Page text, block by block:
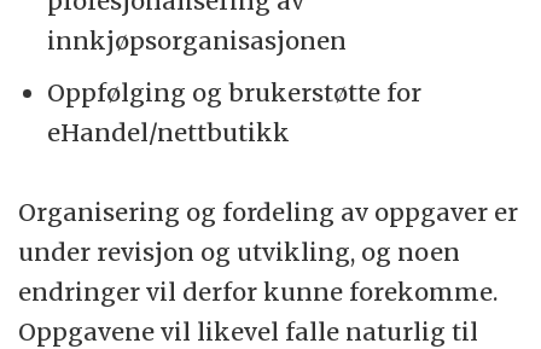
innkjøpsorganisasjonen
Oppfølging og brukerstøtte for
eHandel/nettbutikk
Organisering og fordeling av oppgaver er
under revisjon og utvikling, og noen
endringer vil derfor kunne forekomme.
Oppgavene vil likevel falle naturlig til